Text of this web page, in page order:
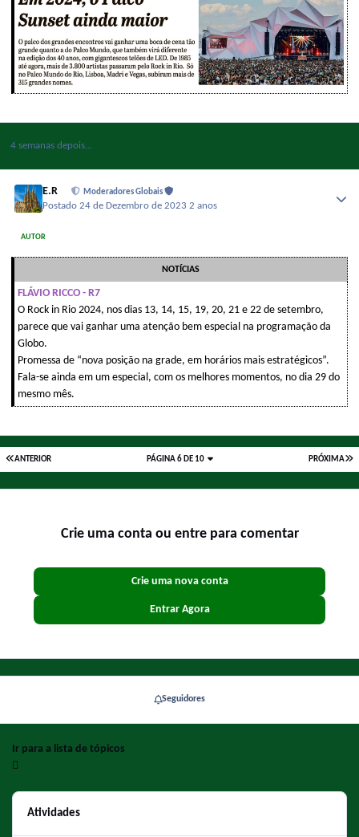
4 semanas depois...
E.R Moderadores Globais
Postado24 de Dezembro de 20232 anos
AUTOR
NOTÍCIAS
FLÁVIO RICCO - R7
O Rock in Rio 2024, nos dias 13, 14, 15, 19, 20, 21 e 22 de setembro,
parece que vai ganhar uma atenção bem especial na programação da
Globo.
Promessa de “nova posição na grade, em horários mais estratégicos”.
Fala-se ainda em um especial, com os melhores momentos, no dia 29 do
mesmo mês.
ANTERIOR PRÓXIMA
PÁGINA 6 DE 10
Crie uma conta ou entre para comentar
Crie uma nova conta
Entrar Agora
Seguidores
Ir para a lista de tópicos
Atividades